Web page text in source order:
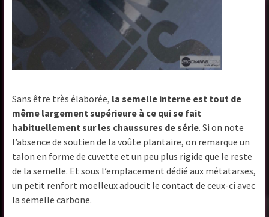
Sans être très élaborée, la semelle interne est tout de
même largement supérieure à ce qui se fait
habituellement sur les chaussures de série. Si on note
l’absence de soutien de la voûte plantaire, on remarque un
talon en forme de cuvette et un peu plus rigide que le reste
de la semelle. Et sous l’emplacement dédié aux métatarses,
un petit renfort moelleux adoucit le contact de ceux-ci avec
la semelle carbone.